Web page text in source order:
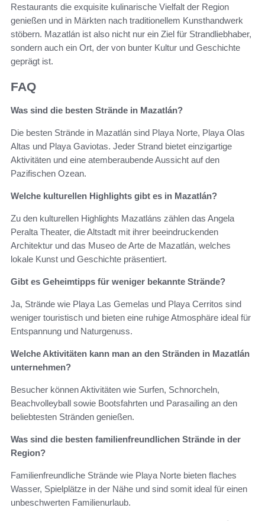
Restaurants die exquisite kulinarische Vielfalt der Region
genießen und in Märkten nach traditionellem Kunsthandwerk
stöbern. Mazatlán ist also nicht nur ein Ziel für Strandliebhaber,
sondern auch ein Ort, der von bunter Kultur und Geschichte
geprägt ist.
FAQ
Was sind die besten Strände in Mazatlán?
Die besten Strände in Mazatlán sind Playa Norte, Playa Olas
Altas und Playa Gaviotas. Jeder Strand bietet einzigartige
Aktivitäten und eine atemberaubende Aussicht auf den
Pazifischen Ozean.
Welche kulturellen Highlights gibt es in Mazatlán?
Zu den kulturellen Highlights Mazatláns zählen das Angela
Peralta Theater, die Altstadt mit ihrer beeindruckenden
Architektur und das Museo de Arte de Mazatlán, welches
lokale Kunst und Geschichte präsentiert.
Gibt es Geheimtipps für weniger bekannte Strände?
Ja, Strände wie Playa Las Gemelas und Playa Cerritos sind
weniger touristisch und bieten eine ruhige Atmosphäre ideal für
Entspannung und Naturgenuss.
Welche Aktivitäten kann man an den Stränden in Mazatlán
unternehmen?
Besucher können Aktivitäten wie Surfen, Schnorcheln,
Beachvolleyball sowie Bootsfahrten und Parasailing an den
beliebtesten Stränden genießen.
Was sind die besten familienfreundlichen Strände in der
Region?
Familienfreundliche Strände wie Playa Norte bieten flaches
Wasser, Spielplätze in der Nähe und sind somit ideal für einen
unbeschwerten Familienurlaub.